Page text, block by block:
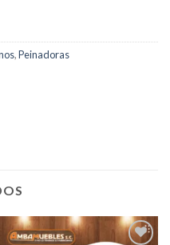
,Peinadoras